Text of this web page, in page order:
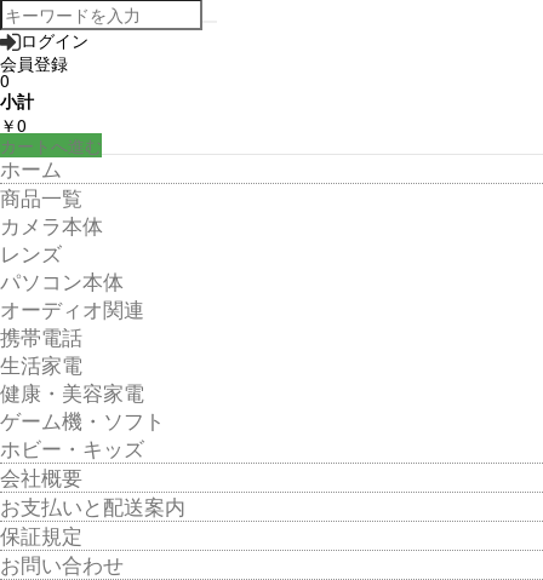
ログイン
会員登録
0
小計
￥0
カートへ進む
ホーム
商品一覧
カメラ本体
レンズ
パソコン本体
オーディオ関連
携帯電話
生活家電
健康・美容家電
ゲーム機・ソフト
ホビー・キッズ
会社概要
お支払いと配送案内
保証規定
お問い合わせ